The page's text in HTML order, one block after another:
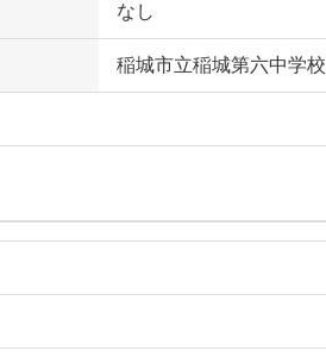
なし
稲城市立稲城第六中学校